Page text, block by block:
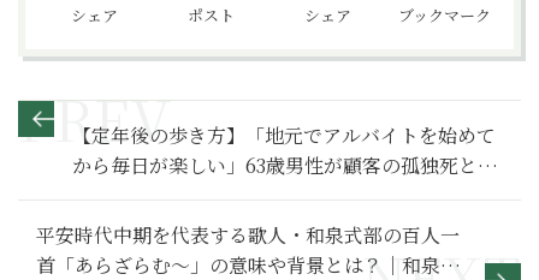
シェア ポスト シェア ブックマーク
【定年後の歩き方】「地元でアルバイトを始めて
から毎日が楽しい」63歳男性が顧客の孤独死と旅
で気付いた幸せの秘訣～その１～
平安時代中期を代表する歌人・和泉式部の百人一
首「あらざらむ〜」の意味や背景とは？｜和泉式